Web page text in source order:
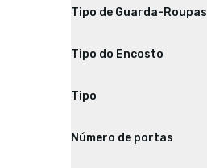
Tipo de Guarda-Roupas
Tipo do Encosto
Tipo
Número de portas